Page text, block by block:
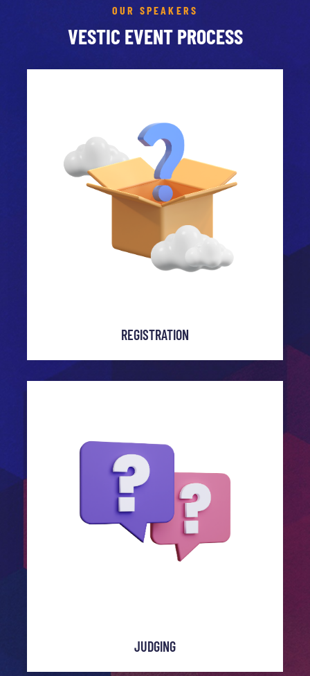
OUR SPEAKERS
VESTIC EVENT PROCESS
REGISTRATION
JUDGING